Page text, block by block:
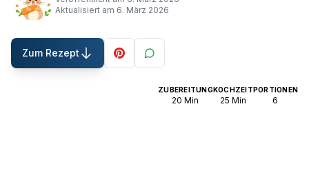
Aktualisiert am 6. März 2026
Zum Rezept
ZUBEREITUNG
20 Min
KOCHZEIT
25 Min
PORTIONEN
6